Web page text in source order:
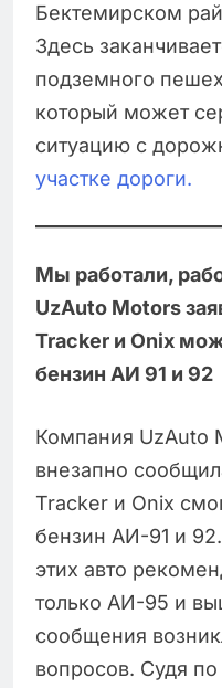
Бектемирском
Здесь
подземного
который может
ситуацию с
участке дороги.
Мы работали,
UzAuto Motors
Tracker и Onix
бензин АИ 91 и 92
Компания UzAuto
внезапно
Tracker и Onix
бензин АИ-91 и
этих авто
только АИ-95 и
сообщения
вопросов. Судя